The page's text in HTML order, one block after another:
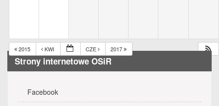
2015 KWI CZE 2017
Strony internetowe OSiR
Facebook